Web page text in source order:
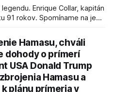
Enrique Collar, kapitán
91 rokov. Spomíname na jeho
Hamasu, chváli
dohody o prímerí
USA Donald Trump
Hamasu a
plánu prímeria v